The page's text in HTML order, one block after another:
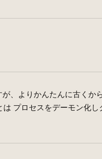
、よりかんたんに古くか
プロセスをデーモン化し